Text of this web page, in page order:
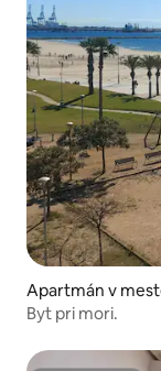
Apartmán v
Byt pri mori.